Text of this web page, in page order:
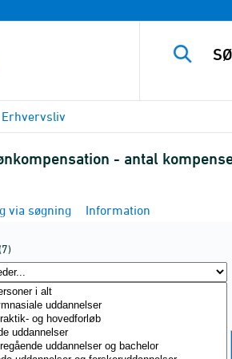
Erhvervsliv
- antal
via søgning Information